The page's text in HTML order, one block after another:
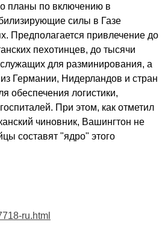
планы по включению в
силы в Газе
Предполагается привлечение до
пехотинцев, до тысячи
для разминирования, а
Германии, Нидерландов и стран
обеспечения логистики,
При этом, как отметил
чиновник, Вашингтон не
составят "ядро" этого
ru.html